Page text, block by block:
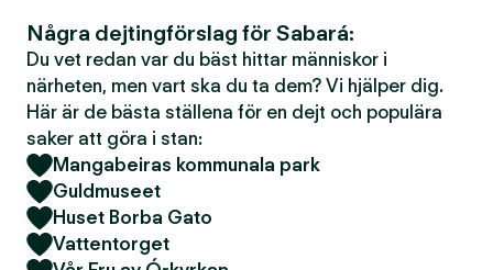
Några dejtingförslag för Sabará:
Du vet redan var du bäst hittar människor i
närheten, men vart ska du ta dem? Vi hjälper dig.
Här är de bästa ställena för en dejt och populära
saker att göra i stan:
Mangabeiras kommunala park
Guldmuseet
Huset Borba Gato
Vattentorget